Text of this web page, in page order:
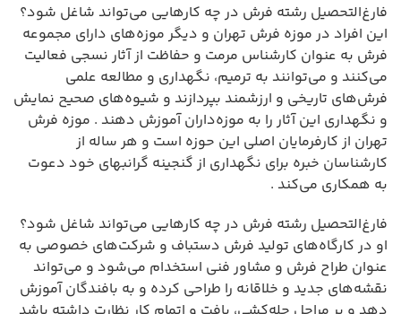
فارغ‌التحصیل رشته فرش در چه کارهایی می‌تواند شاغل شود؟
این افراد در موزه فرش تهران و دیگر موزه‌های دارای مجموعه
فرش به عنوان کارشناس مرمت و حفاظت از آثار نسجی فعالیت
می‌کنند و می‌توانند به ترمیم، نگهداری و مطالعه علمی
فرش‌های تاریخی و ارزشمند بپردازند و شیوه‌های صحیح نمایش
و نگهداری این آثار را به موزه‌داران آموزش دهند . موزه فرش
تهران از کارفرمایان اصلی این حوزه است و هر ساله از
کارشناسان خبره برای نگهداری از گنجینه گرانبهای خود دعوت
به همکاری می‌کند .
فارغ‌التحصیل رشته فرش در چه کارهایی می‌تواند شاغل شود؟
او در کارگاه‌های تولید فرش دستباف و شرکت‌های خصوصی به
عنوان طراح فرش و مشاور فنی استخدام می‌شود و می‌تواند
نقشه‌های جدید و خلاقانه را طراحی کرده و به بافندگان آموزش